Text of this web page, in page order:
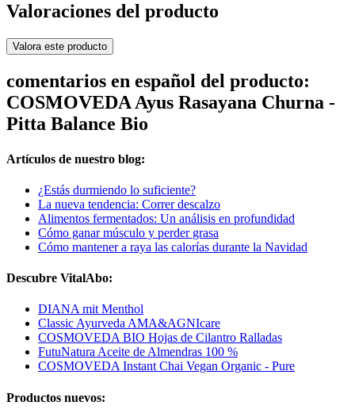
Valoraciones del producto
Valora este producto
comentarios en español del producto:
COSMOVEDA Ayus Rasayana Churna -
Pitta Balance Bio
Artículos de nuestro blog:
¿Estás durmiendo lo suficiente?
La nueva tendencia: Correr descalzo
Alimentos fermentados: Un análisis en profundidad
Cómo ganar músculo y perder grasa
Cómo mantener a raya las calorías durante la Navidad
Descubre VitalAbo:
DIANA mit Menthol
Classic Ayurveda AMA&AGNIcare
COSMOVEDA BIO Hojas de Cilantro Ralladas
FutuNatura Aceite de Almendras 100 %
COSMOVEDA Instant Chai Vegan Organic - Pure
Productos nuevos: